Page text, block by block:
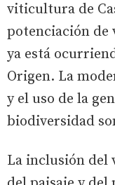
viticultura de
potenciación de
ya está
Origen. La
y el uso de la
biodiversidad
La inclusión del